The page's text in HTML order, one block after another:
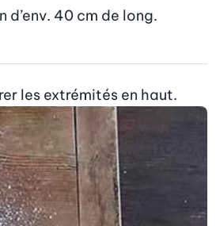
40 cm de long.
les extrémités en haut.